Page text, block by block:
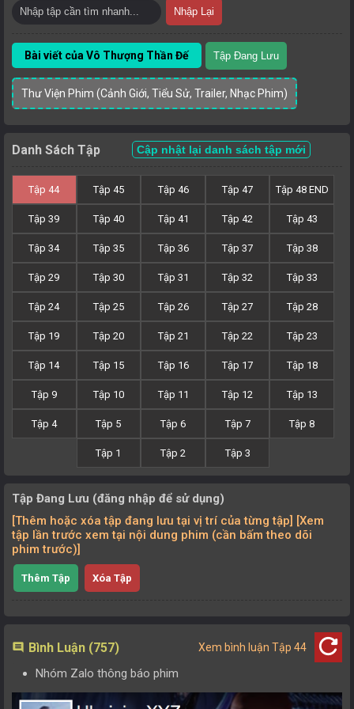
Nhập Lại
Bài viết của Vô Thượng Thần Đế Tập Đang Lưu
Thư Viện Phim (Cảnh Giới, Tiểu Sử, Trailer, Nhạc Phim)
Danh Sách Tập Cập nhật lại danh sách tập mới
Tập 48 END
Tập 47
Tập 46
Tập 45
Tập 44
Tập 43
Tập 42
Tập 41
Tập 40
Tập 39
Tập 38
Tập 37
Tập 36
Tập 35
Tập 34
Tập 33
Tập 32
Tập 31
Tập 30
Tập 29
Tập 28
Tập 27
Tập 26
Tập 25
Tập 24
Tập 23
Tập 22
Tập 21
Tập 20
Tập 19
Tập 18
Tập 17
Tập 16
Tập 15
Tập 14
Tập 13
Tập 12
Tập 11
Tập 10
Tập 9
Tập 8
Tập 7
Tập 6
Tập 5
Tập 4
Tập 3
Tập 2
Tập 1
Tập Đang Lưu (đăng nhập để sử dụng)
[Thêm hoặc xóa tập đang lưu tại vị trí của từng tập] [Xem
tập lần trước xem tại nội dung phim (cần bấm theo dõi
phim trước)]
Thêm Tập Xóa Tập
comment Bình Luận (757) Xem bình luận Tập 44 refresh
Nhóm Zalo thông báo phim